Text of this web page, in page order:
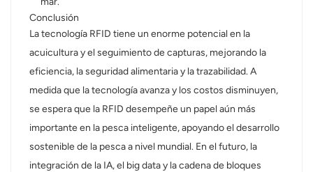
Conclusión
La tecnología RFID tiene un enorme potencial en la
acuicultura y el seguimiento de capturas, mejorando la
eficiencia, la seguridad alimentaria y la trazabilidad. A
medida que la tecnología avanza y los costos disminuyen,
se espera que la RFID desempeñe un papel aún más
importante en la pesca inteligente, apoyando el desarrollo
sostenible de la pesca a nivel mundial. En el futuro, la
integración de la IA, el big data y la cadena de bloques